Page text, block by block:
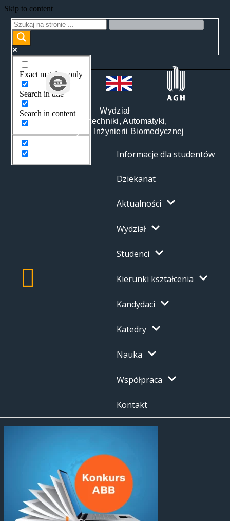
Skip to content
Exact matches only
Search in title
Search in content
Wydział
Elektrotechniki, Automatyki,
Informatyki i Inżynierii Biomedycznej
Informacje dla studentów
Dziekanat
Aktualności
Wydział
Studenci
Kierunki kształcenia
Kandydaci
Katedry
Nauka
Współpraca
Kontakt